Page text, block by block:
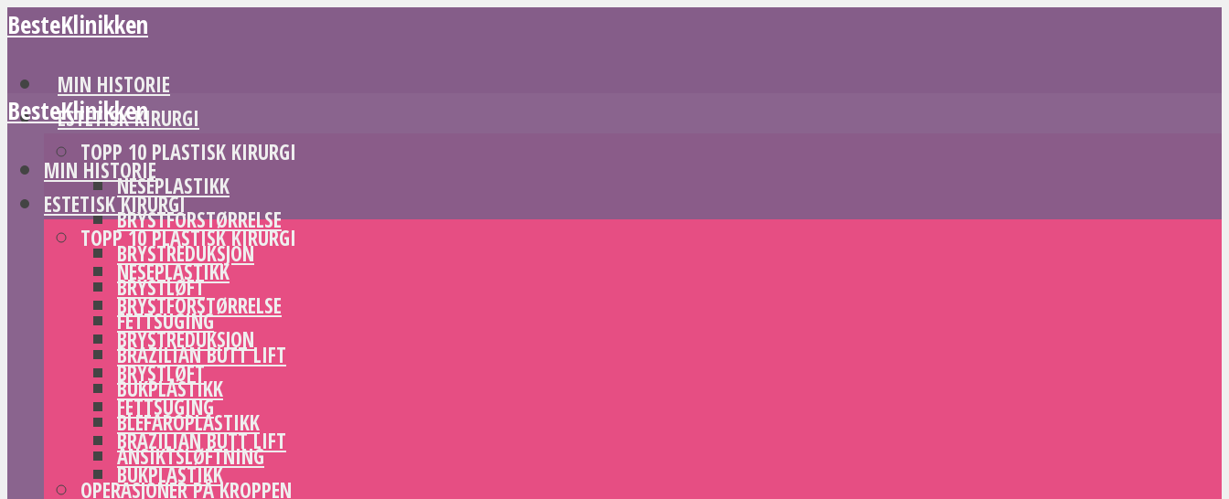
BesteKlinikken
MIN HISTORIE
ESTETISK KIRURGI
TOPP 10 PLASTISK KIRURGI
NESEPLASTIKK
BRYSTFORSTØRRELSE
BRYSTREDUKSJON
BRYSTLØFT
FETTSUGING
BRAZILIAN BUTT LIFT
BUKPLASTIKK
BLEFAROPLASTIKK
ANSIKTSLØFTNING
OPERASJONER PÅ KROPPEN
BesteKlinikken
MIN HISTORIE
ESTETISK KIRURGI
TOPP 10 PLASTISK KIRURGI
NESEPLASTIKK
BRYSTFORSTØRRELSE
BRYSTREDUKSJON
BRYSTLØFT
FETTSUGING
BRAZILIAN BUTT LIFT
BUKPLASTIKK